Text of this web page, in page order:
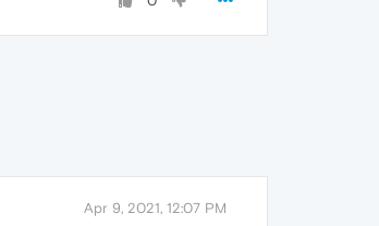
Apr 9, 2021, 12:07 PM